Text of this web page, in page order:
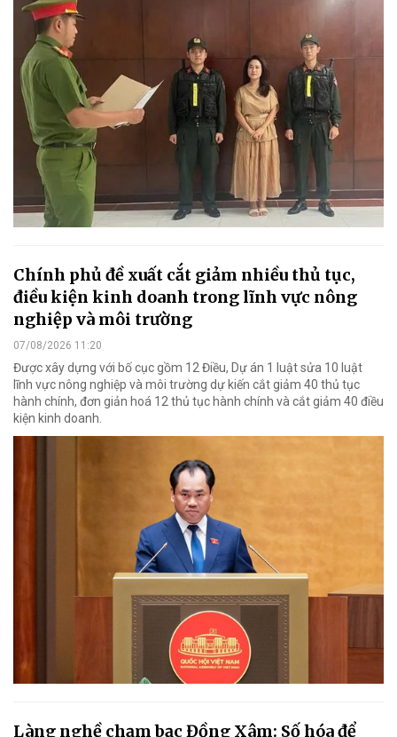
Chính phủ đề xuất cắt giảm nhiều thủ tục,
điều kiện kinh doanh trong lĩnh vực nông
nghiệp và môi trường
07/08/2026 11:20
Được xây dựng với bố cục gồm 12 Điều, Dự án 1 luật sửa 10 luật
lĩnh vực nông nghiệp và môi trường dự kiến cắt giảm 40 thủ tục
hành chính, đơn giản hoá 12 thủ tục hành chính và cắt giảm 40 điều
kiện kinh doanh.
Làng nghề chạm bạc Đồng Xâm: Số hóa để